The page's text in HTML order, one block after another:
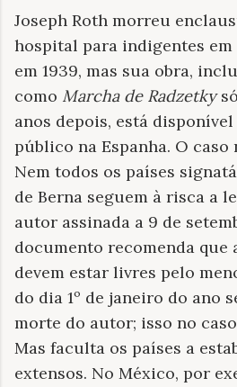
Joseph Roth morreu
hospital para indigentes em
em 1939, mas sua obra,
como Marcha de Radzetky
anos depois, está
público na Espanha. O caso
Nem todos os países
de Berna seguem à risca a
autor assinada a 9 de
documento recomenda que
devem estar livres pelo
do dia 1º de janeiro do ano
morte do autor; isso no
Mas faculta os países a
extensos. No México, por